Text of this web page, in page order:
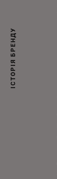
ІСТОРІЯ БРЕНДУ